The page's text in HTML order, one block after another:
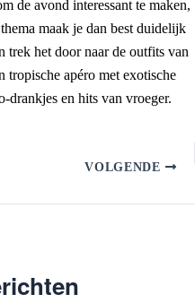
de avond interessant te maken,
maak je dan best duidelijk
trek het door naar de outfits van
tropische apéro met exotische
drankjes en hits van vroeger.
VOLGENDE